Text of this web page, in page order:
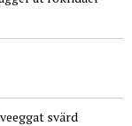
svärd